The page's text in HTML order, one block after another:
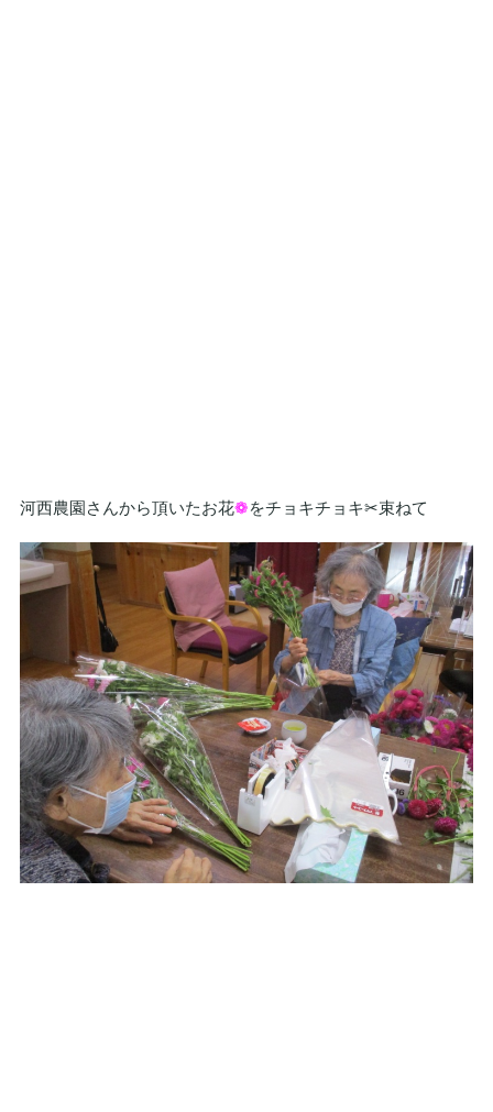
河西農園さんから頂いたお花❁をチョキチョキ✂束ねて